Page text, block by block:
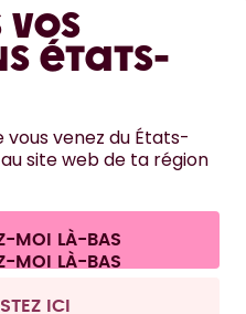
et informations aux clients
Mentions légales
contrat
et hors frais de port.
vos
États-
vous venez du États-
site web de ta région
MOI LÀ-BAS
ICI